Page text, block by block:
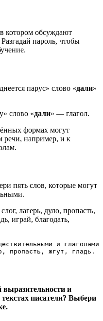
котором обсуждают
пароль, чтобы
парус» слово «дали»
слово «дали» — глагол.
формах могут
речи, например, и к
пять слов, которые могут
лагерь, дуло, пропасть,
играй, благодать,
и
пропасть, жгут, гладь.
выразительности и
писатели? Выбери